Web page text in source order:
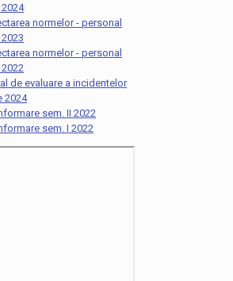
normelor - personal
normelor - personal
de evaluare a incidentelor
2024
sem. II 2022
sem. I 2022